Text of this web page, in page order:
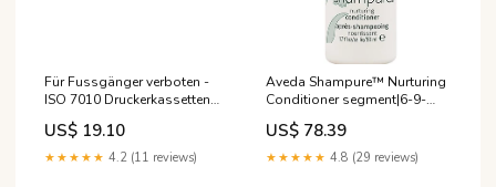
Für Fussgänger verboten -
ISO 7010 Druckerkassetten
Endlos_Schrumpfschläuchen
US$ 19.10
★★★★★ 4.2 (11 reviews)
Aveda Shampure™ Nurturing
Conditioner segment|6-9-
3||Brand|624
US$ 78.39
★★★★★ 4.8 (29 reviews)